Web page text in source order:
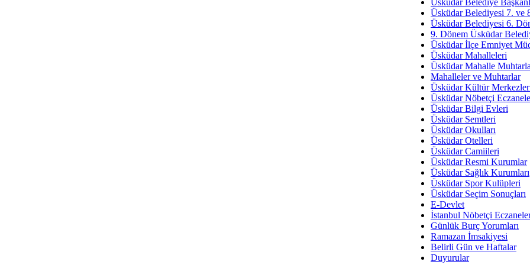
İmar Sorunlarının Genel
Arakan
Bayramın
Ruhsal
Üsküdar
Üsküdar Belediye
Üsküdar Belediyesi 7. ve
Üsküdar Belediyesi 6.
9. Dönem Üsküdar
Üsküdar İlçe Emniyet
Üsküdar Mahalleleri
Üsküdar Mahalle
Mahalleler ve Muhtarlar
Üsküdar Kültür
Üsküdar Nöbetçi
Üsküdar Bilgi Evleri
Üsküdar Semtleri
Üsküdar Okulları
Üsküdar Otelleri
Üsküdar Camiileri
Üsküdar Resmi Kurumlar
Üsküdar Sağlık Kurumları
Üsküdar Spor Kulüpleri
Üsküdar Seçim Sonuçları
E-Devlet
İstanbul Nöbetçi
Günlük Burç Yorumları
Ramazan İmsakiyesi
Belirli Gün ve Haftalar
Duyurular